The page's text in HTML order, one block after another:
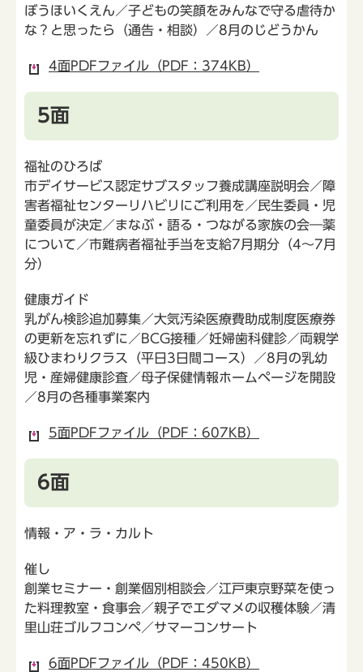
ぼうほいくえん／子どもの笑顔をみんなで守る虐待か
な？と思ったら（通告・相談）／8月のじどうかん
4面PDFファイル（PDF：374KB）
5面
福祉のひろば
市デイサービス認定サブスタッフ養成講座説明会／障
害者福祉センターリハビリにご利用を／民生委員・児
童委員が決定／まなぶ・語る・つながる家族の会―薬
について／市難病者福祉手当を支給7月期分（4～7月
分）
健康ガイド
乳がん検診追加募集／大気汚染医療費助成制度医療券
の更新を忘れずに／BCG接種／妊婦歯科健診／両親学
級ひまわりクラス（平日3日間コース）／8月の乳幼
児・産婦健康診査／母子保健情報ホームページを開設
／8月の各種事業案内
5面PDFファイル（PDF：607KB）
6面
情報・ア・ラ・カルト
催し
創業セミナー・創業個別相談会／江戸東京野菜を使っ
た料理教室・食事会／親子でエダマメの収穫体験／清
里山荘ゴルフコンペ／サマーコンサート
6面PDFファイル（PDF：450KB）